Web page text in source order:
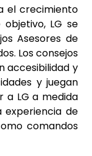
el crecimiento
LG se
Asesores de
Los consejos
accesibilidad y
y juegan
a LG a medida
experiencia de
comandos